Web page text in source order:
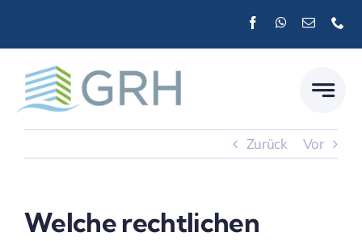
Zurück Vor
Welche rechtlichen